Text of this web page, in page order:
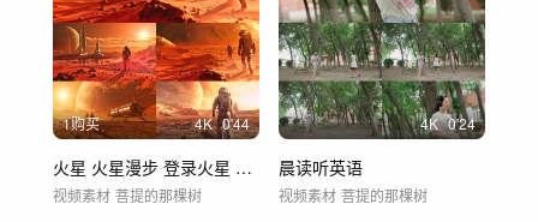
1购买 4K 0'44
火星 火星漫步 登录火星 太空 外星球
视频素材 菩提的那棵树
4K 0'24
晨读听英语
视频素材 菩提的那棵树